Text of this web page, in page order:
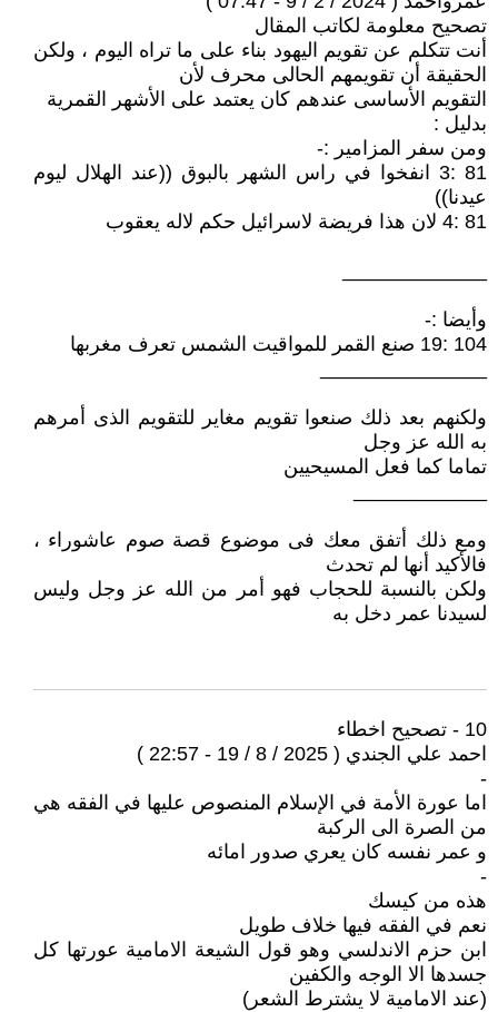
تصحيح معلومة لكاتب المقال
أنت تتكلم عن تقويم اليهود بناء على ما تراه اليوم ، ولكن
الحقيقة أن تقويمهم الحالى محرف لأن
التقويم الأساسى عندهم كان يعتمد على الأشهر القمرية
بدليل :
ومن سفر المزامير :-
81 :3 انفخوا في راس الشهر بالبوق ((عند الهلال ليوم
عيدنا))
81 :4 لان هذا فريضة لاسرائيل حكم لاله يعقوب
وأيضا :-
104 :19 صنع القمر للمواقيت الشمس تعرف مغربها
ولكنهم بعد ذلك صنعوا تقويم مغاير للتقويم الذى أمرهم
به الله عز وجل
تماما كما فعل المسيحيين
ومع ذلك أتفق معك فى موضوع قصة صوم عاشوراء ،
فالأكيد أنها لم تحدث
ولكن بالنسبة للحجاب فهو أمر من الله عز وجل وليس
لسيدنا عمر دخل به
10 - تصحيح اخطاء
احمد علي الجندي ( 2025 / 8 / 19 - 22:57 )
-
اما عورة الأمة في الإسلام المنصوص عليها في الفقه هي
من الصرة الى الركبة
و عمر نفسه كان يعري صدور امائه
-
هذه من كيسك
نعم في الفقه فيها خلاف طويل
ابن حزم الاندلسي وهو قول الشيعة الامامية عورتها كل
جسدها الا الوجه والكفين
(عند الامامية لا يشترط الشعر)